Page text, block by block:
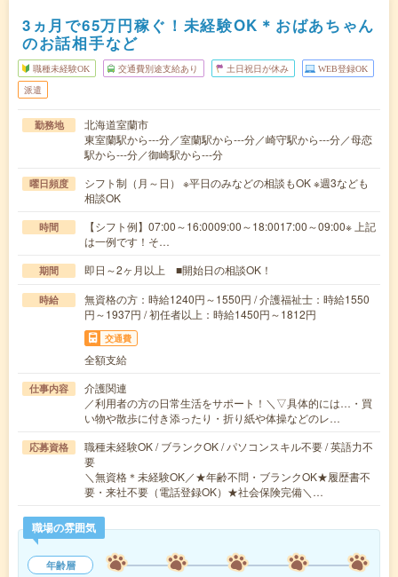
3ヵ月で65万円稼ぐ！未経験OK＊おばあちゃん
のお話相手など
職種未経験OK 交通費別途支給あり 土日祝日が休み WEB登録OK
派遣
勤務地
北海道室蘭市
東室蘭駅から---分／室蘭駅から---分／崎守駅から---分／母恋
駅から---分／御崎駅から---分
曜日頻度
シフト制（月～日） ※平日のみなどの相談もOK ※週3なども
相談OK
時間
【シフト例】07:00～16:0009:00～18:0017:00～09:00※ 上記
は一例です！そ…
期間 即日～2ヶ月以上 ■開始日の相談OK！
時給
無資格の方：時給1240円～1550円 / 介護福祉士：時給1550
円～1937円 / 初任者以上：時給1450円～1812円
交通費
全額支給
仕事内容
介護関連
／利用者の方の日常生活をサポート！＼▽具体的には…・買
い物や散歩に付き添ったり・折り紙や体操などのレ…
応募資格
職種未経験OK / ブランクOK / パソコンスキル不要 / 英語力不
要
＼無資格＊未経験OK／★年齢不問・ブランクOK★履歴書不
要・来社不要（電話登録OK）★社会保険完備＼…
職場の雰囲気
年齢層